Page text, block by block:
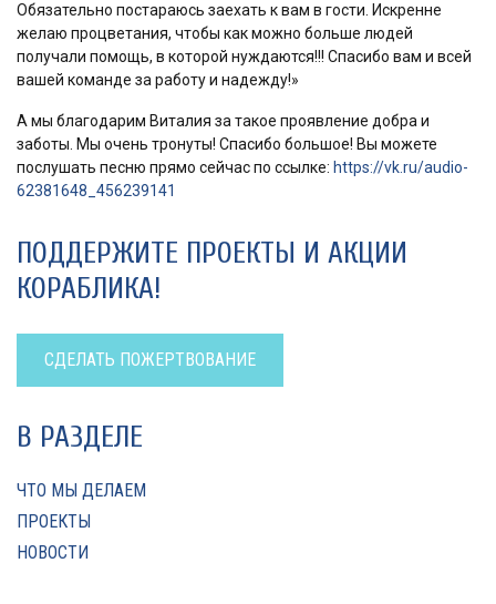
Обязательно постараюсь заехать к вам в гости. Искренне
желаю процветания, чтобы как можно больше людей
получали помощь, в которой нуждаются!!! Спасибо вам и всей
вашей команде за работу и надежду!»
А мы благодарим Виталия за такое проявление добра и
заботы. Мы очень тронуты! Спасибо большое! Вы можете
послушать песню прямо сейчас по ссылке: https://vk.ru/audio-
62381648_456239141
ПОДДЕРЖИТЕ ПРОЕКТЫ И АКЦИИ
КОРАБЛИКА!
СДЕЛАТЬ ПОЖЕРТВОВАНИЕ
В РАЗДЕЛЕ
ЧТО МЫ ДЕЛАЕМ
ПРОЕКТЫ
НОВОСТИ